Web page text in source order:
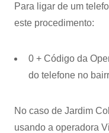
Para ligar de um
este procedimento:
0 + Código da
do telefone no
No caso de Jardim
usando a operadora